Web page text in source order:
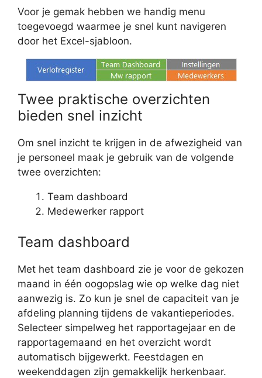
Voor je gemak hebben we handig menu
toegevoegd waarmee je snel kunt navigeren
door het Excel-sjabloon.
Twee praktische overzichten
bieden snel inzicht
Om snel inzicht te krijgen in de afwezigheid van
je personeel maak je gebruik van de volgende
twee overzichten:
Team dashboard
Medewerker rapport
Team dashboard
Met het team dashboard zie je voor de gekozen
maand in één oogopslag wie op welke dag niet
aanwezig is. Zo kun je snel de capaciteit van je
afdeling planning tijdens de vakantieperiodes.
Selecteer simpelweg het rapportagejaar en de
rapportagemaand en het overzicht wordt
automatisch bijgewerkt. Feestdagen en
weekenddagen zijn gemakkelijk herkenbaar.